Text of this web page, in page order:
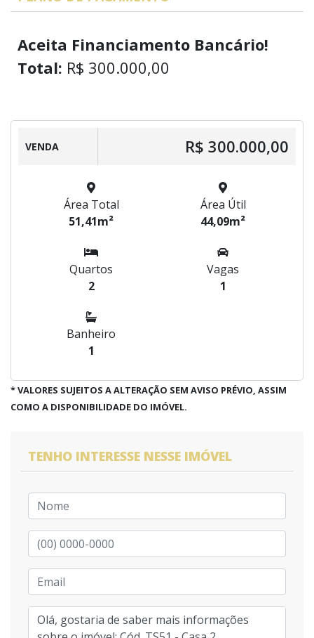
Aceita Financiamento Bancário!
Total: R$ 300.000,00
VENDA R$ 300.000,00
Área Total
51,41m²
Área Útil
44,09m²
Quartos
2
Vagas
1
Banheiro
1
* VALORES SUJEITOS A ALTERAÇÃO SEM AVISO PRÉVIO, ASSIM
COMO A DISPONIBILIDADE DO IMÓVEL.
TENHO INTERESSE NESSE IMÓVEL